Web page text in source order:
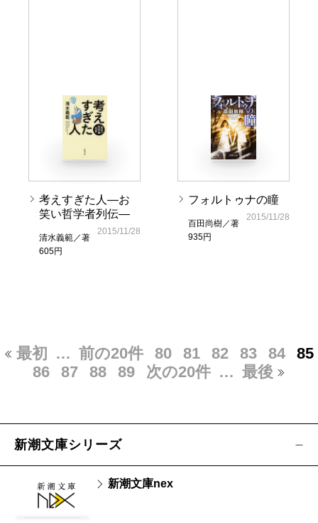
考えすぎた人―お
笑い哲学者列伝―
清水義範／著
605円
2015/11/28
フォルトゥナの瞳
百田尚樹／著
935円
2015/11/28
最初 … 前の20件 80 81 82 83 84
85
86
87 88 89 次の20件 … 最後
新潮文庫シリーズ
新潮文庫nex